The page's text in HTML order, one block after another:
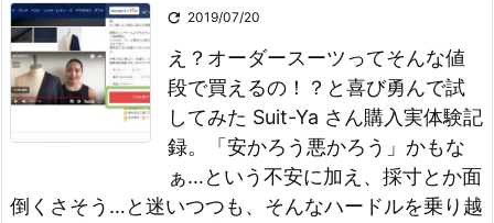
 2019/07/20
え？オーダースーツってそんな値
段で買えるの！？と喜び勇んで試
してみた Suit-Ya さん購入実体験記
録。「安かろう悪かろう」かもな
ぁ…という不安に加え、採寸とか面
倒くさそう…と迷いつつも、そんなハードルを乗り越